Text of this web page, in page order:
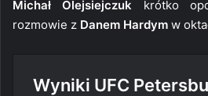
Michał Olejsiejczuk krótko
rozmowie z Danem Hardym w